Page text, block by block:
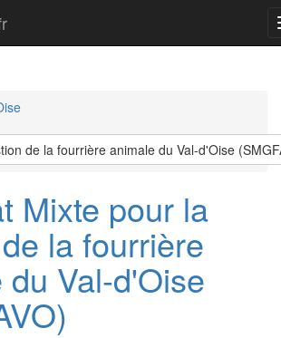
de la fourrière animale du Val-d'Oise
Mixte pour la
la fourrière
Val-d'Oise